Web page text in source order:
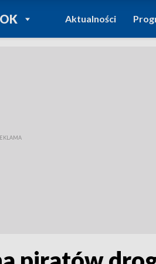
DO
REGIONY
Aktualności